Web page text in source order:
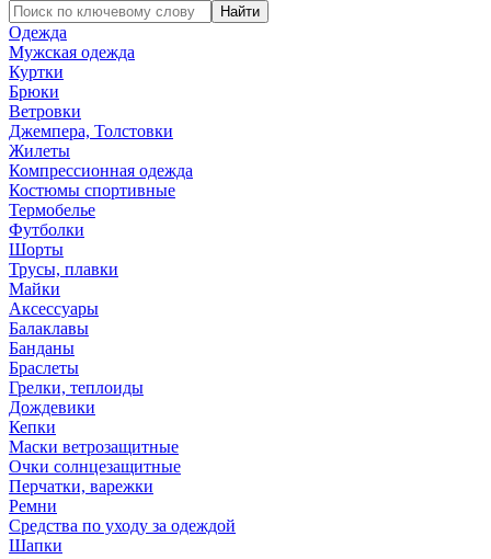
Найти
Одежда
Мужская одежда
Куртки
Брюки
Ветровки
Джемпера, Толстовки
Жилеты
Компрессионная одежда
Костюмы спортивные
Термобелье
Футболки
Шорты
Трусы, плавки
Майки
Аксессуары
Балаклавы
Банданы
Браслеты
Грелки, теплоиды
Дождевики
Кепки
Маски ветрозащитные
Очки солнцезащитные
Перчатки, варежки
Ремни
Средства по уходу за одеждой
Шапки